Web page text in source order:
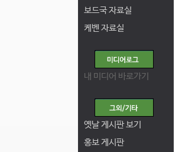
보드국 자료실
케벤 자료실
내 미디어 바로가기
옛날 게시판 보기
홍보 게시판